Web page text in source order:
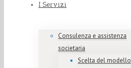
I Servizi
Consulenza e assistenza
societaria
Scelta del modello